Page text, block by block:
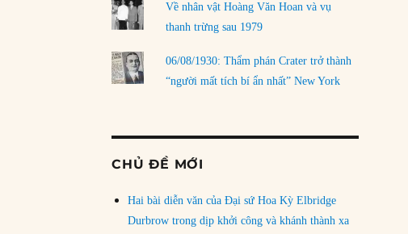
Về nhân vật Hoàng Văn Hoan và vụ
thanh trừng sau 1979
06/08/1930: Thẩm phán Crater trở thành
“người mất tích bí ẩn nhất” New York
CHỦ ĐỀ MỚI
Hai bài diễn văn của Đại sứ Hoa Kỳ Elbridge
Durbrow trong dịp khởi công và khánh thành xa